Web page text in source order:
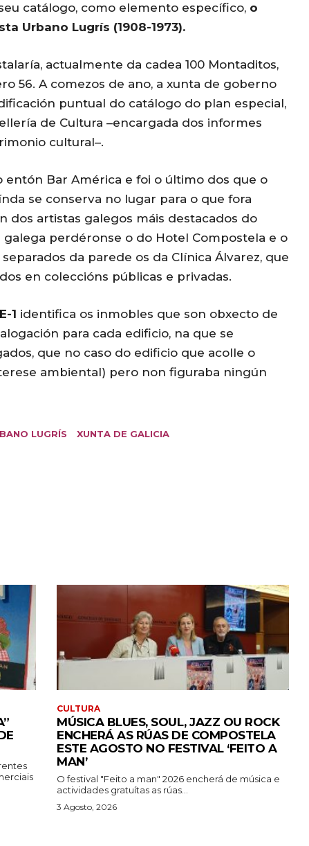
catálogo, como elemento específico, o
Urbano Lugrís (1908-1973).
actualmente da cadea 100 Montaditos,
56. A comezos de ano, a xunta de goberno
puntual do catálogo do plan especial,
de Cultura –encargada dos informes
cultural–.
entón Bar América e foi o último dos que o
se conserva no lugar para o que fora
dos artistas galegos máis destacados do
galega perdéronse o do Hotel Compostela e o
da parede os da Clínica Álvarez, que
en coleccións públicas e privadas.
1 identifica os inmobles que son obxecto de
para cada edificio, na que se
que no caso do edificio que acolle o
ambiental) pero non figuraba ningún
LUGRÍS XUNTA DE GALICIA
CULTURA
MÚSICA BLUES, SOUL, JAZZ OU ROCK
ENCHERÁ AS RÚAS DE COMPOSTELA
ESTE AGOSTO NO FESTIVAL ‘FEITO A
MAN’
O festival "Feito a man" 2026 encherá de música e
actividades gratuítas as rúas...
3 Agosto, 2026